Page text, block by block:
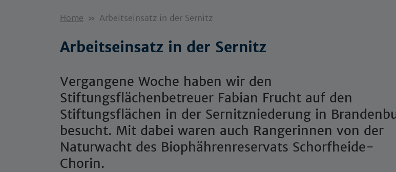
Home Arbeitseinsatz in der Sernitz
Arbeitseinsatz in der Sernitz
Vergangene Woche haben wir den
Stiftungsflächenbetreuer Fabian Frucht auf den
Stiftungsflächen in der Sernitzniederung in
besucht. Mit dabei waren auch Rangerinnen von der
Naturwacht des Biophährenreservats Schorfheide-
Chorin.